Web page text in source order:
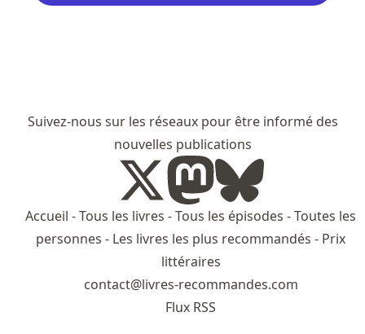
Suivez-nous sur les réseaux pour être informé des
nouvelles publications
Accueil -Tous les livres -Tous les épisodes -Toutes les
personnes - Les livres les plus recommandés - Prix
littéraires
contact@livres-recommandes.com
Flux RSS